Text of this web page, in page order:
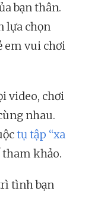
bạn thân.
lựa chọn
em vui chơi
video, chơi
nhau.
tụ tập “xa
tham khảo.
tình bạn